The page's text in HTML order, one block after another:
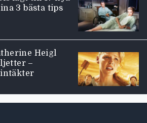
3 bästa tips
Heigl
–
intäkter